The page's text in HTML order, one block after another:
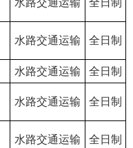
水路交通运输 全日制
水路交通运输 全日制
水路交通运输 全日制
水路交通运输 全日制
水路交通运输 全日制